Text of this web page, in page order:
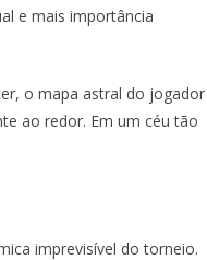
e mais importância
o mapa astral do jogador
ao redor. Em um céu tão
imprevisível do torneio.